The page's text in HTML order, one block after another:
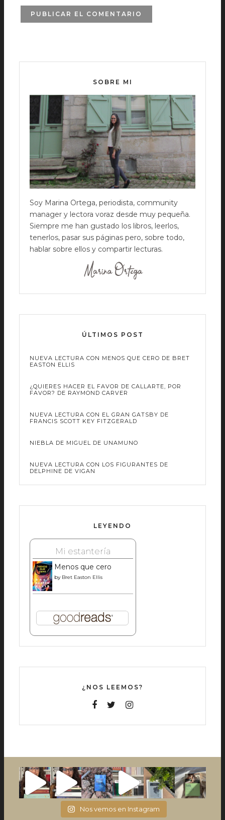
SOBRE MI
Soy Marina Ortega, periodista, community
manager y lectora voraz desde muy pequeña.
Siempre me han gustado los libros, leerlos,
tenerlos, pasar sus páginas pero, sobre todo,
hablar sobre ellos y compartir lecturas.
ÚLTIMOS POST
NUEVA LECTURA CON MENOS QUE CERO DE BRET
EASTON ELLIS
¿QUIERES HACER EL FAVOR DE CALLARTE, POR
FAVOR? DE RAYMOND CARVER
NUEVA LECTURA CON EL GRAN GATSBY DE
FRANCIS SCOTT KEY FITZGERALD
NIEBLA DE MIGUEL DE UNAMUNO
NUEVA LECTURA CON LOS FIGURANTES DE
DELPHINE DE VIGAN
LEYENDO
Mi estantería
Menos que cero
by Bret Easton Ellis
¿NOS LEEMOS?
Nos vemos en Instagram